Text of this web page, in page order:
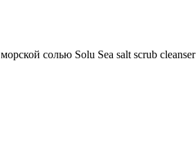
солью Solu Sea salt scrub cleanser